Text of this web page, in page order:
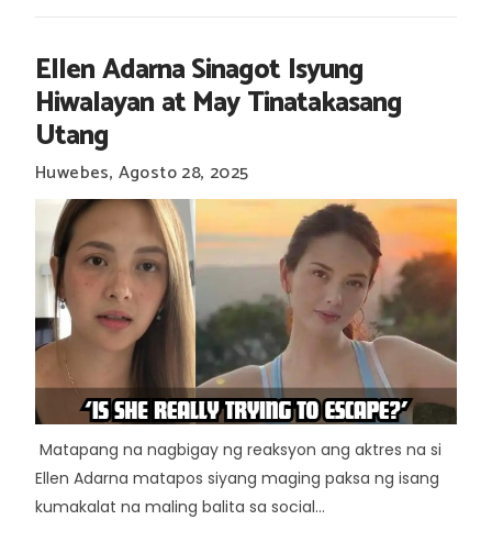
Ellen Adarna Sinagot Isyung
Hiwalayan at May Tinatakasang
Utang
Huwebes, Agosto 28, 2025
Matapang na nagbigay ng reaksyon ang aktres na si
Ellen Adarna matapos siyang maging paksa ng isang
kumakalat na maling balita sa social...